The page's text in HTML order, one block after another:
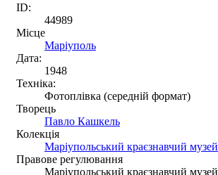
ID:
44989
Місце
Маріуполь
Дата:
1948
Техніка:
Фотоплівка (середній формат)
Творець
Павло Кашкель
Колекція
Маріупольський краєзнавчий музей
Правове регулювання
Маріупольський краєзнавчий музей